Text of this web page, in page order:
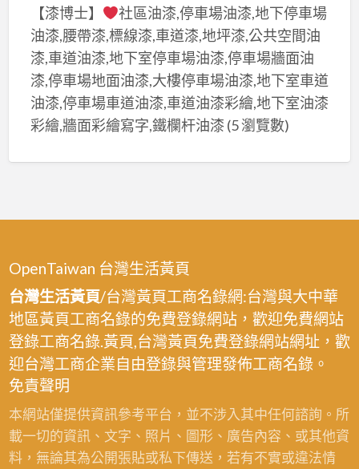
【漆博士】
社區油漆,停車場油漆,地下停車場
油漆,腰帶漆,標線漆,車道漆,地坪漆,公共空間油
漆,車道油漆,地下室停車場油漆,停車場牆面油
漆,停車場地面油漆,大樓停車場油漆,地下室車道
油漆,停車場車道油漆,車道油漆彩繪,地下室油漆
彩繪,牆面彩繪寫字,鐵欄杆油漆(5 瀏覽數)
OpenTaiwan 台灣生活黃頁
台灣生活黃頁/台灣黃頁工商名錄網:台灣與大中華
地區黃頁工商名錄的免費登錄網站，歡迎免費網站
登錄工商名錄.黃頁,台灣黃頁免費登錄網站網址，歡
迎台灣工商企業自由登錄與管理發佈工商名錄。
免責聲明
本網站僅提供資訊參考平台，並不涉入其中任何諮詢。所
載一切的資訊、文字、照片、圖形、廣告內容、或其他資
料，無論其為公開張貼或私下傳送，若有不實或違法情